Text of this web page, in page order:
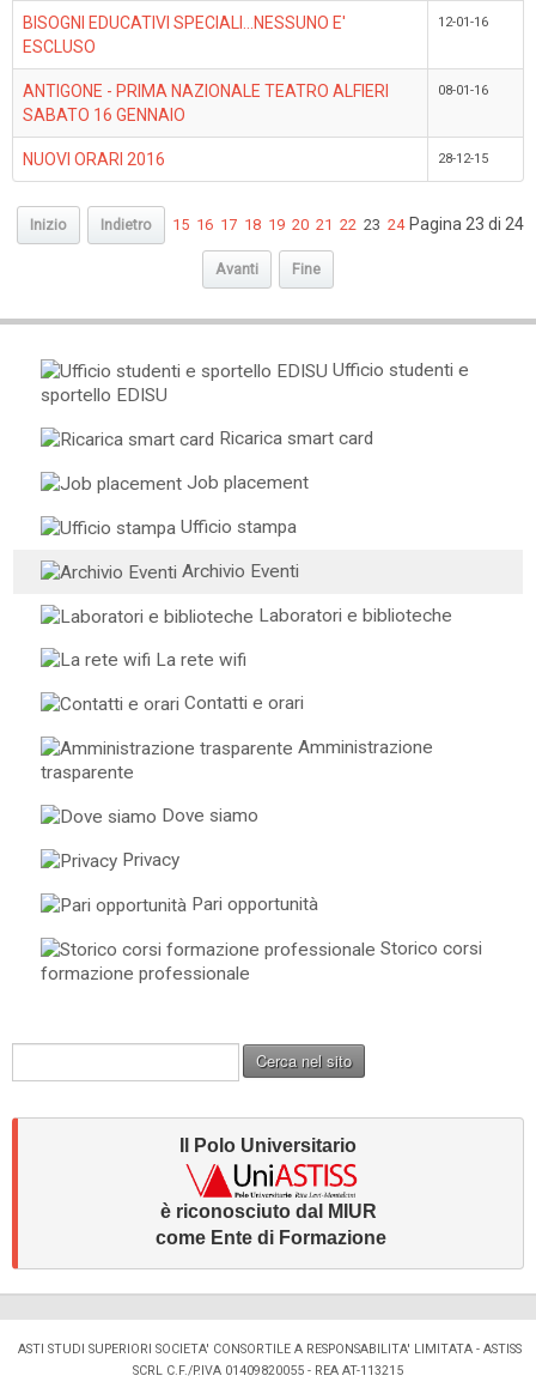
BISOGNI EDUCATIVI SPECIALI...NESSUNO E'
ESCLUSO
12-01-16
ANTIGONE - PRIMA NAZIONALE TEATRO ALFIERI
SABATO 16 GENNAIO
08-01-16
NUOVI ORARI 2016 28-12-15
Pagina 23 di 24
Inizio Indietro 15 16 17 18 19 20 21 22 23 24
Avanti Fine
Ufficio studenti e
sportello EDISU
Ricarica smart card
Job placement
Ufficio stampa
Archivio Eventi
Laboratori e biblioteche
La rete wifi
Contatti e orari
Amministrazione
trasparente
Dove siamo
Privacy
Pari opportunità
Storico corsi
formazione professionale
e
c
Cerca nel sito
Il Polo Universitario
è riconosciuto dal MIUR
come Ente di Formazione
ASTI STUDI SUPERIORI SOCIETA' CONSORTILE A RESPONSABILITA' LIMITATA - ASTISS
SCRL C.F./P.IVA 01409820055 - REA AT-113215